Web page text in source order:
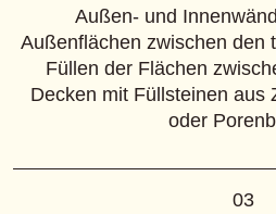
Außen- und
Außenflächen zwischen den
Füllen der Flächen
Decken mit Füllsteinen aus
oder
03